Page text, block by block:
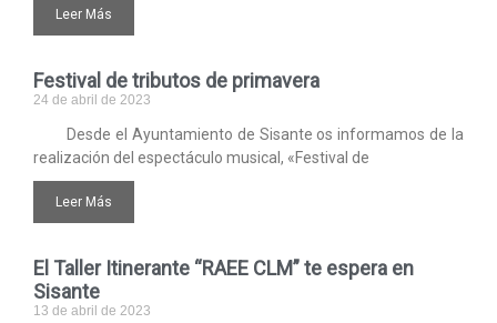
Leer Más
Festival de tributos de primavera
24 de abril de 2023
Desde el Ayuntamiento de Sisante os informamos de la
realización del espectáculo musical, «Festival de
Leer Más
El Taller Itinerante “RAEE CLM” te espera en
Sisante
13 de abril de 2023